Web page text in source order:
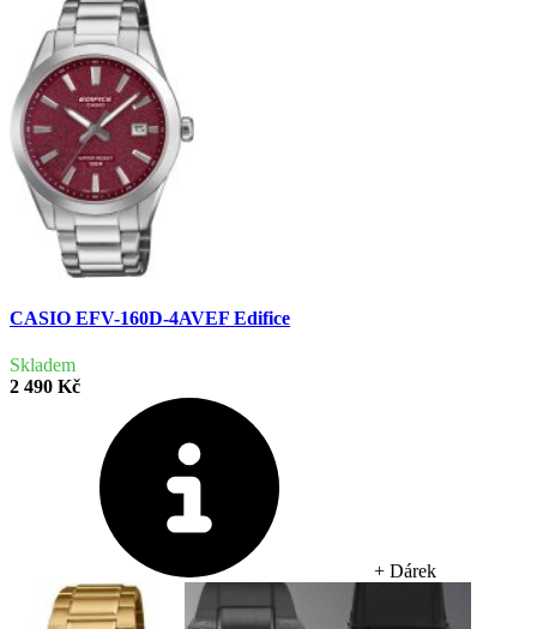
CASIO EFV-160D-4AVEF Edifice
Skladem
2 490 Kč
+ Dárek